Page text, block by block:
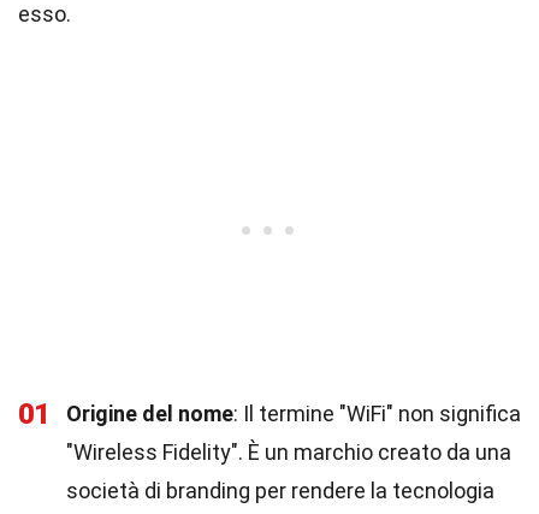
esso.
01 Origine del nome: Il termine "WiFi" non significa
"Wireless Fidelity". È un marchio creato da una
società di branding per rendere la tecnologia